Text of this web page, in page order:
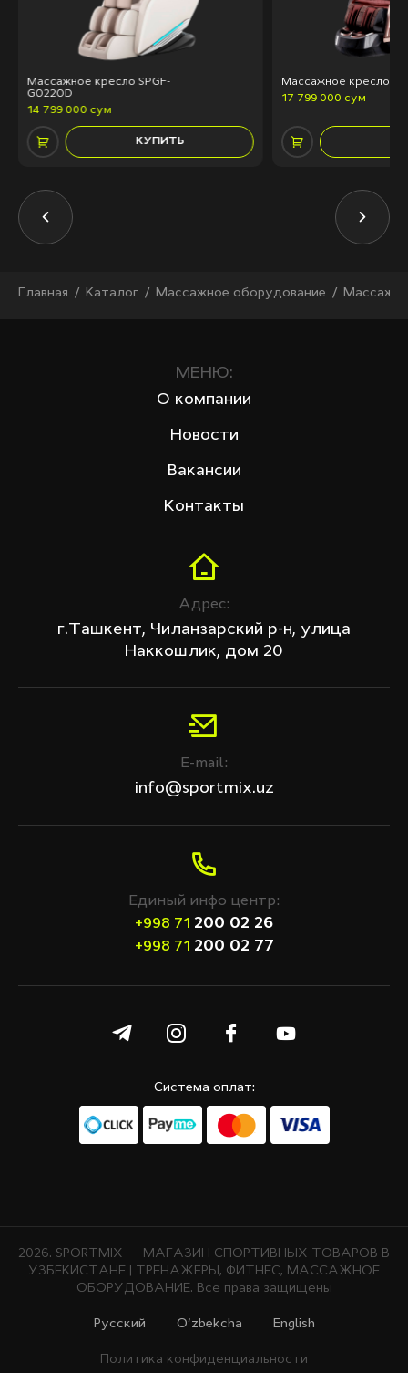
Массажное кресло SPGF-
G0220D
14 799 000 сум
КУПИТЬ
Массажное кресло
17 799 000 сум
Главная Каталог Массажное оборудование
Адрес:
г.Ташкент, Чиланзарский р-н, улица
Наккошлик, дом 20
E-mail:
info@sportmix.uz
Единый инфо центр:
+998 71 200 02 26
+998 71 200 02 77
МЕНЮ:
О компании
Новости
Вакансии
Контакты
Система оплат:
2026. SPORTMIX — МАГАЗИН СПОРТИВНЫХ ТОВАРОВ В
УЗБЕКИСТАНЕ | ТРЕНАЖЁРЫ, ФИТНЕС, МАССАЖНОЕ
ОБОРУДОВАНИЕ. Все права защищены
Русcкий O‘zbekcha English
Политика конфиденциальности